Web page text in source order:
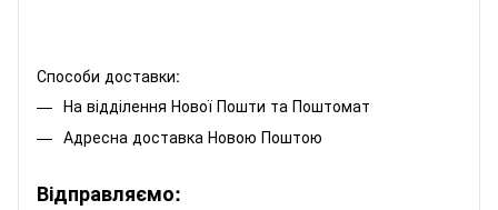
Способи доставки:
На відділення Нової Пошти та Поштомат
Адресна доставка Новою Поштою
Відправляємо: